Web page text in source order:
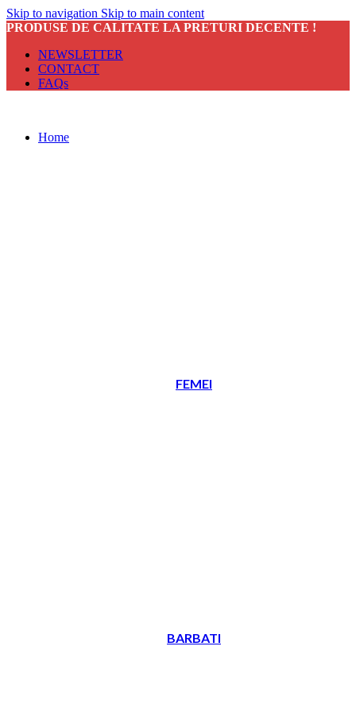
Skip to navigation Skip to main content
PRODUSE DE CALITATE LA PRETURI DECENTE !
NEWSLETTER
CONTACT
FAQs
Home
FEMEI
BARBATI